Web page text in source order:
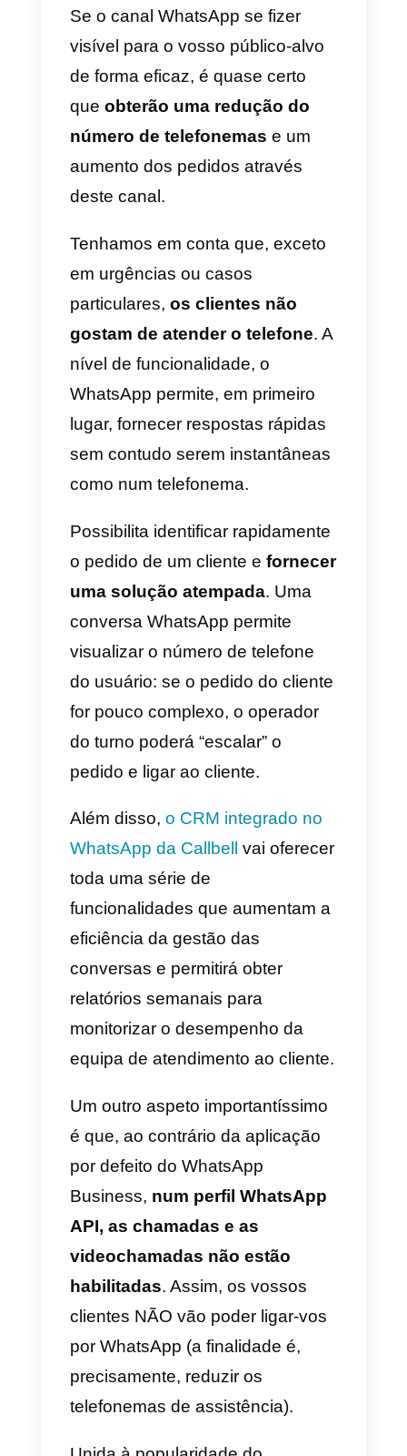
Quais são as vantagens de
utilizar o WhatsApp para
reduzir telefonemas
Ao contrário da clássica emissão
de emails, o WhatsApp oferece
uma série de vantagens.
Lado do usuário
Para um usuário com o telefone
mão e pronto a ligar-vos,
seguramente mais simples
vosem vez de preencher um
formulário de contacto ou de
recorrer à sua caixa de e-mail.
imagens, vídeos ou mensagens
áudioé muito mais simples
que ajuda o usuário a exprimir-se
com mais clareza sobre o seu
pedido.
Este canal de mensagens
penetrou já em todas as faixas
etárias e é
qualquer pessoa.
Adicionalmente, o WhatsApp
oferece uma “sensação” de
instanteidade: quando enviamos
uma mensagem temos a certeza
de que chega ao destinatário,
contrariamente aos vários
problemas que podemos
encontrar com um e-mail.
Lato azienda